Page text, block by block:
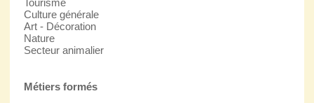
Culture générale
Art - Décoration
Nature
Secteur animalier
Métiers formés